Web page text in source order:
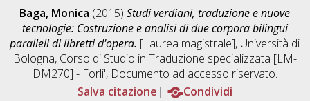
Baga, Monica (2015)Studi verdiani, traduzione e nuove
tecnologie: Costruzione e analisi di due corpora bilingui
paralleli di libretti d'opera. [Laurea magistrale], Università di
Bologna, Corso di Studio in Traduzione specializzata [LM-
DM270] - Forli', Documento ad accesso riservato.
Salva citazione
Condividi